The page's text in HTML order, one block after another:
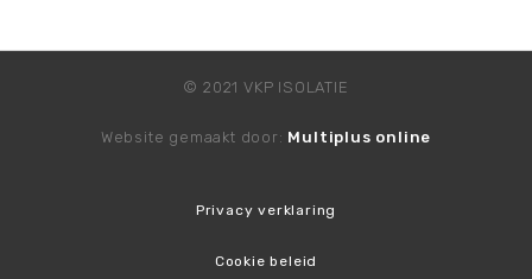
© 2021 VKP ISOLATIE
Website gemaakt door: Multiplus online
Privacy verklaring
Cookie beleid